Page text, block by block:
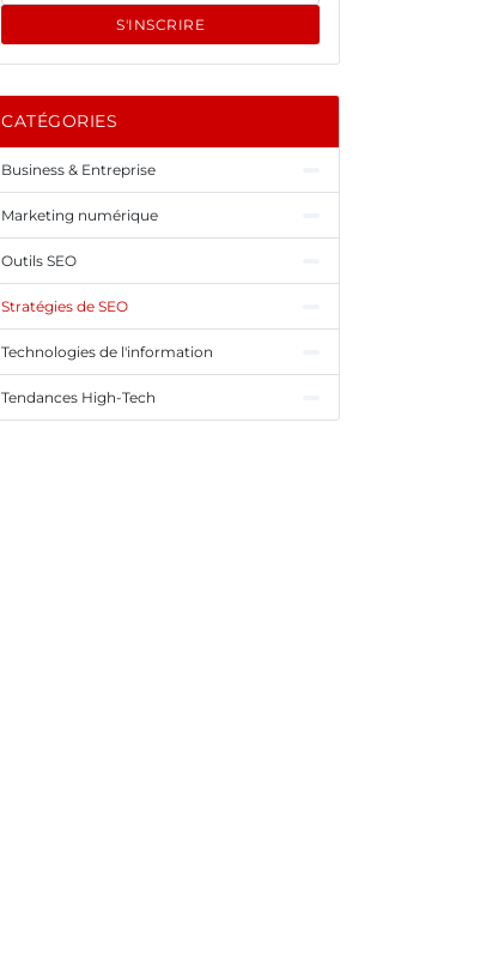
S'INSCRIRE
CATÉGORIES
Business & Entreprise
Marketing numérique
Outils SEO
Stratégies de SEO
Technologies de l'information
Tendances High-Tech